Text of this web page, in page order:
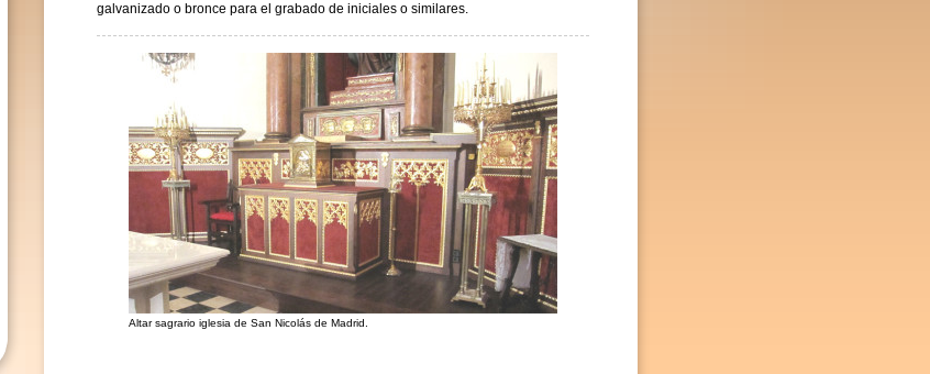
galvanizado o bronce para el grabado de iniciales o similares.
Altar sagrario iglesia de San Nicolás de Madrid.